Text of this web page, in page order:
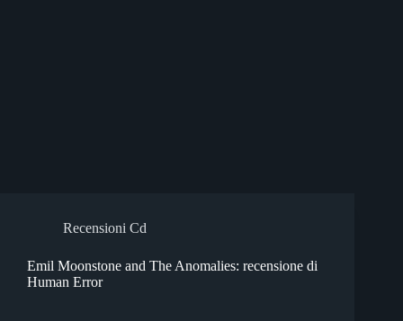
Recensioni Cd
Emil Moonstone and The Anomalies: recensione di
Human Error